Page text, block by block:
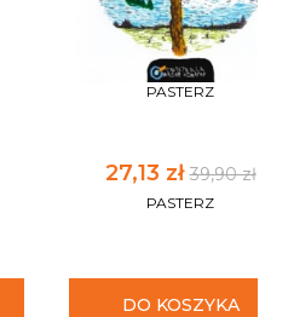
PASTERZ
27,13 zł39,90 zł
PASTERZ
DO KOSZYKA